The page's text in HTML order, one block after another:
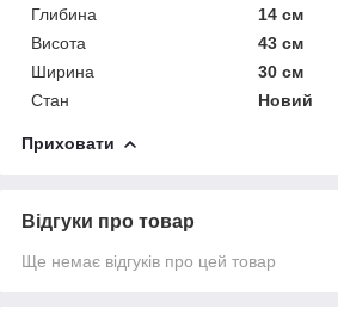
Глибина
14 см
Висота
43 см
Ширина
30 см
Стан
Новий
Приховати
Відгуки про товар
Ще немає відгуків про цей товар